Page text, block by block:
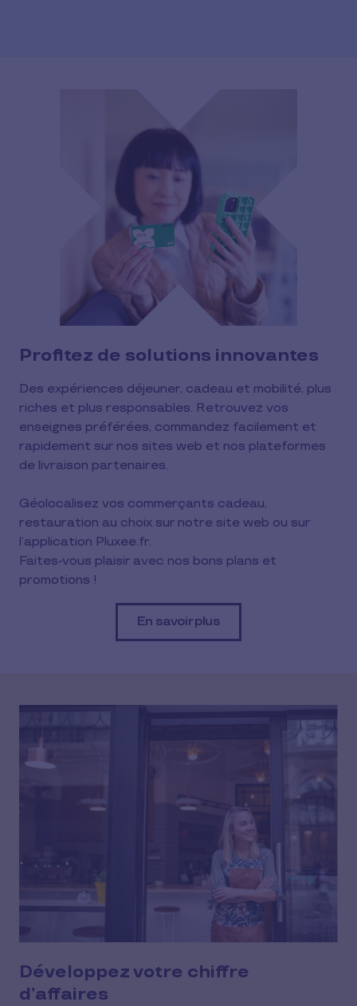
Profitez de solutions innovantes
Des expériences déjeuner, cadeau​ et mobilité, plus
riches et plus responsables. Retrouvez vos
enseignes préférées, commandez facilement et
rapidement sur nos sites web et nos plateformes
de livraison partenaires.
Géolocalisez vos commerçants cadeau,
restauration au choix sur notre site web​ ou sur
l’application Pluxee.fr.
Faites-vous plaisir avec nos bons plans et
promotions !
En savoir plus
Développez votre chiffre
d’affaires